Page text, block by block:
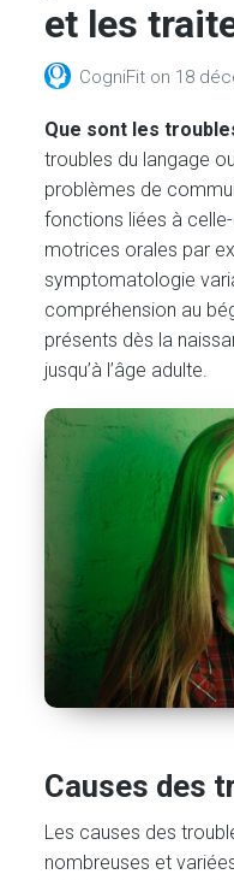
et les
CogniFit on 18
Que sont les
troubles du langage
problèmes de
fonctions liées à
motrices orales par
symptomatologie
compréhension au
présents dès la
jusqu’à l’âge adulte.
Causes des
Les causes des
nombreuses et